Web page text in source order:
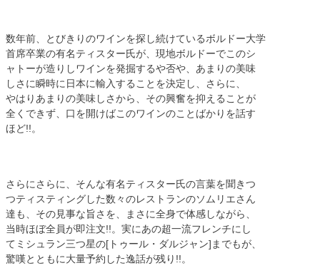
数年前、とびきりのワインを探し続けているボルドー大学
首席卒業の有名ティスター氏が、現地ボルドーでこのシ
ャトーが造りしワインを発掘するや否や、あまりの美味
しさに瞬時に日本に輸入することを決定し、さらに、
やはりあまりの美味しさから、その興奮を抑えることが
全くできず、口を開けばこのワインのことばかりを話す
ほど!!。
さらにさらに、そんな有名ティスター氏の言葉を聞きつ
つティスティングした数々のレストランのソムリエさん
達も、その見事な旨さを、まさに全身で体感しながら、
当時ほぼ全員が即注文!!。実にあの超一流フレンチにし
てミシュラン三つ星の[トゥール・ダルジャン]までもが、
驚嘆とともに大量予約した逸話が残り!!。